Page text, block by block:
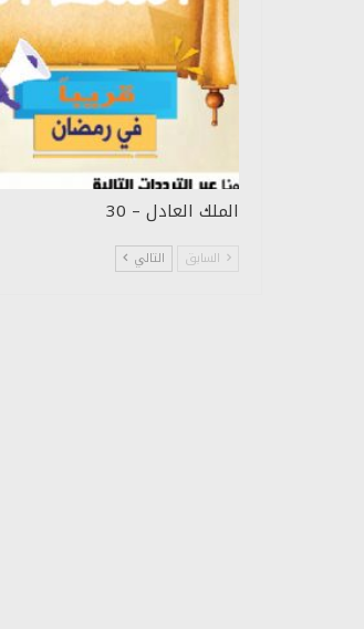
الملك العادل – 30
السابق التالي